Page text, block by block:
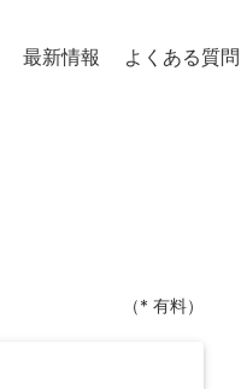
最新情報 よくある質問
（* 有料）